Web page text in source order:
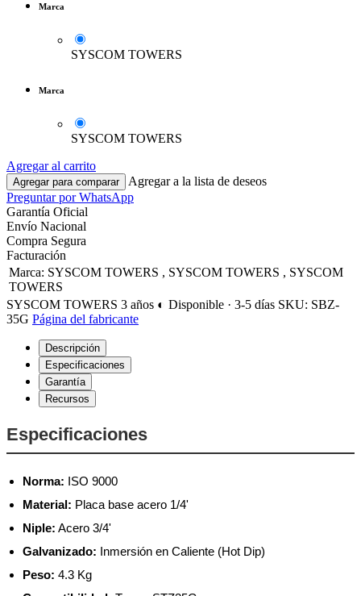
Marca
SYSCOM TOWERS
Marca
SYSCOM TOWERS
Agregar al carrito
Agregar para comparar
Agregar a la lista de deseos
Preguntar por WhatsApp
Garantía Oficial
Envío Nacional
Compra Segura
Facturación
Marca: SYSCOM TOWERS , SYSCOM TOWERS , SYSCOM
TOWERS
SYSCOM TOWERS 3 años ◐ Disponible · 3-5 días SKU: SBZ-
35G Página del fabricante
Descripción
Especificaciones
Garantía
Recursos
Especificaciones
Norma: ISO 9000
Material: Placa base acero 1/4'
Niple: Acero 3/4'
Galvanizado: Inmersión en Caliente (Hot Dip)
Peso: 4.3 Kg